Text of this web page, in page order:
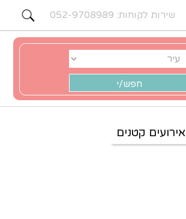
שירות לקוחות: 052-9708989
אירועים קטנים